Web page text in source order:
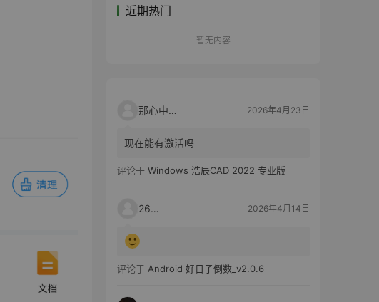
近期热门
暂无内容
那心中的话 2026年4月23日
现在能有激活吗
评论于 Windows 浩辰CAD 2022 专业版
2603 2026年4月14日
评论于 Android 好日子倒数_v2.0.6